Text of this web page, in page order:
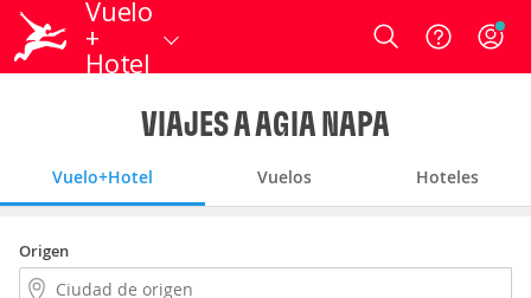
Vuelo
+
Hotel
Login
VIAJES A AGIA NAPA
Vuelo+Hotel Vuelos Hoteles
Origen